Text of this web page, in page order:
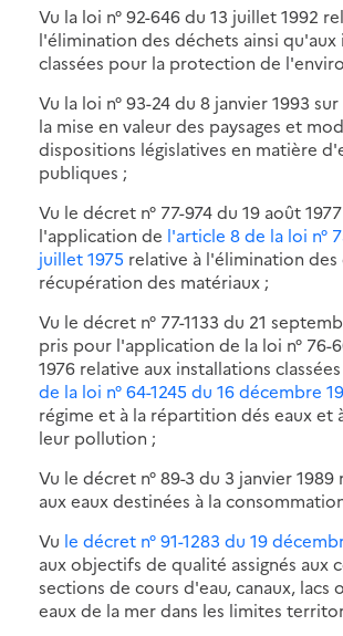
Vu la loi n° 92-646 du 13 juillet 1992
l'élimination des déchets ainsi qu'aux
classées pour la protection de
Vu la loi n° 93-24 du 8 janvier 1993
la mise en valeur des paysages et
dispositions législatives en matière
publiques ;
Vu le décret n° 77-974 du 19 août
l'application de l'article 8 de la loi n°
juillet 1975 relative à l'élimination des
récupération des matériaux ;
Vu le décret n° 77-1133 du 21
pris pour l'application de la loi n° 76-
1976 relative aux installations
de la loi n° 64-1245 du 16 décembre
régime et à la répartition dés eaux et
leur pollution ;
Vu le décret n° 89-3 du 3 janvier
aux eaux destinées à la
Vu le décret n° 91-1283 du 19
aux objectifs de qualité assignés aux
sections de cours d'eau, canaux, lacs
eaux de la mer dans les limites